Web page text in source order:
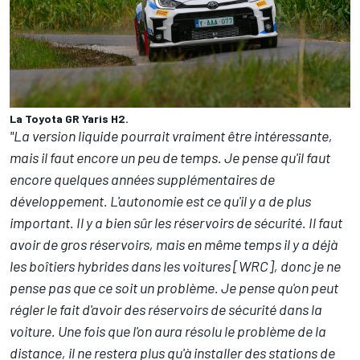
La Toyota GR Yaris H2.
"La version liquide pourrait vraiment être intéressante,
mais il faut encore un peu de temps. Je pense qu'il faut
encore quelques années supplémentaires de
développement. L'autonomie est ce qu'il y a de plus
important. Il y a bien sûr les réservoirs de sécurité. Il faut
avoir de gros réservoirs, mais en même temps il y a déjà
les boîtiers hybrides dans les voitures [WRC], donc je ne
pense pas que ce soit un problème. Je pense qu'on peut
régler le fait d'avoir des réservoirs de sécurité dans la
voiture. Une fois que l'on aura résolu le problème de la
distance, il ne restera plus qu'à installer des stations de